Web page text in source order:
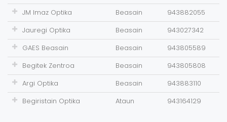
JM Imaz Optika
Beasain
943882055
Jauregi Optika
Beasain
943027342
GAES Beasain
Beasain
943805589
Begitek Zentroa
Beasain
943805808
Argi Optika
Beasain
943883110
Begiristain Optika
Ataun 943164129